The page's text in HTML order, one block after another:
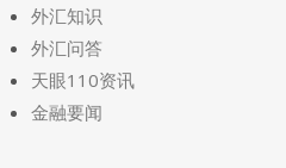
外汇知识
外汇问答
天眼110资讯
金融要闻